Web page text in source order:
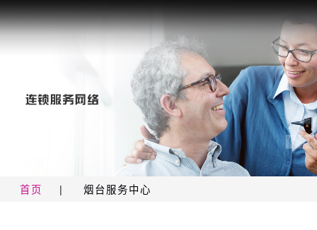
首页 | 烟台服务中心